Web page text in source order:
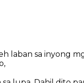
laban sa inyong